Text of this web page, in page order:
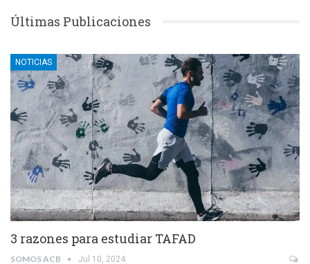
Últimas Publicaciones
NOTICIAS
3 razones para estudiar TAFAD
SOMOS ACB Jul 10, 2024